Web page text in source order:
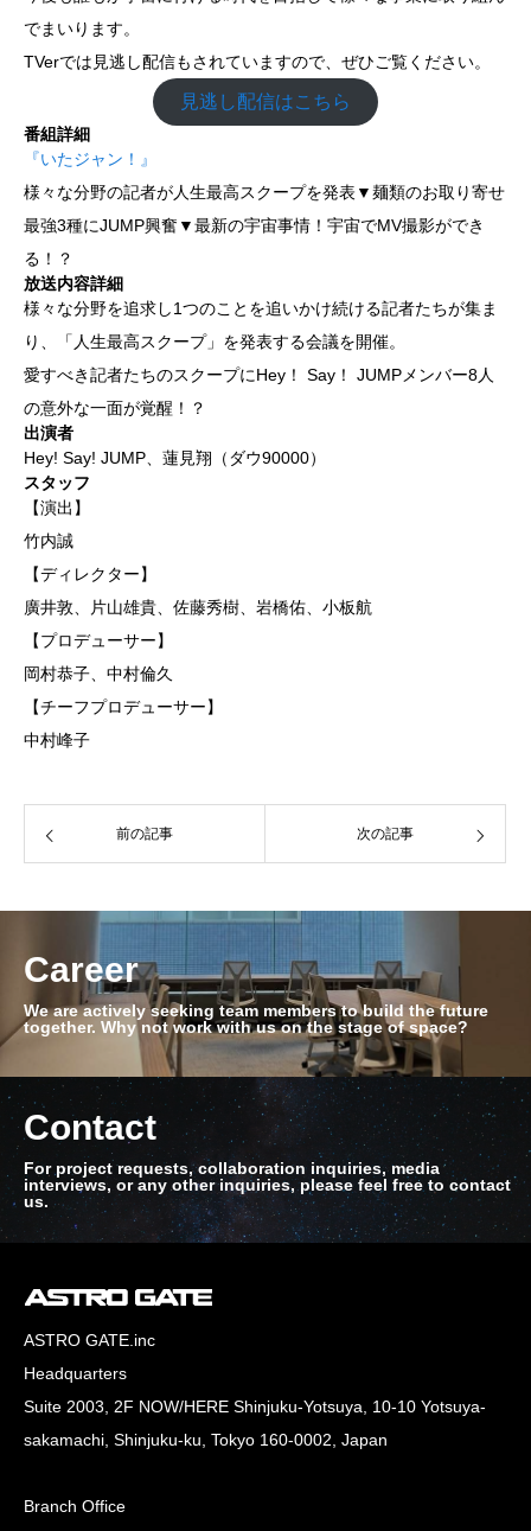
でまいります。
TVerでは見逃し配信もされていますので、ぜひご覧ください。
見逃し配信はこちら
番組詳細
『いたジャン！』
様々な分野の記者が人生最高スクープを発表▼麺類のお取り寄せ
最強3種にJUMP興奮▼最新の宇宙事情！宇宙でMV撮影ができ
る！？
放送内容詳細
様々な分野を追求し1つのことを追いかけ続ける記者たちが集ま
り、「人生最高スクープ」を発表する会議を開催。
愛すべき記者たちのスクープにHey！ Say！ JUMPメンバー8人
の意外な一面が覚醒！？
出演者
Hey! Say! JUMP、蓮見翔（ダウ90000）
スタッフ
【演出】
竹内誠
【ディレクター】
廣井敦、片山雄貴、佐藤秀樹、岩橋佑、小板航
【プロデューサー】
岡村恭子、中村倫久
【チーフプロデューサー】
中村峰子
前の記事 次の記事
Career
We are actively seeking team members to build the future
together. Why not work with us on the stage of space?
Contact
For project requests, collaboration inquiries, media
interviews, or any other inquiries, please feel free to contact
us.
ASTRO GATE.inc
Headquarters
Suite 2003, 2F NOW/HERE Shinjuku-Yotsuya, 10-10 Yotsuya-
sakamachi, Shinjuku-ku, Tokyo 160-0002, Japan
Branch Office